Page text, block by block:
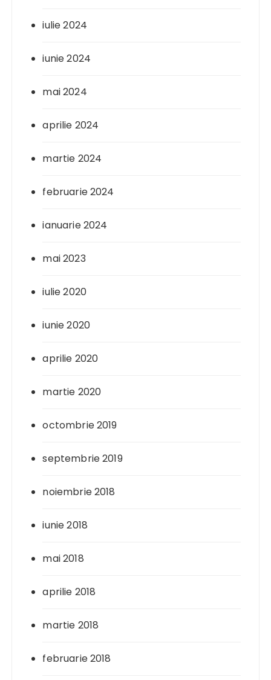
iulie 2024
iunie 2024
mai 2024
aprilie 2024
martie 2024
februarie 2024
ianuarie 2024
mai 2023
iulie 2020
iunie 2020
aprilie 2020
martie 2020
octombrie 2019
septembrie 2019
noiembrie 2018
iunie 2018
mai 2018
aprilie 2018
martie 2018
februarie 2018